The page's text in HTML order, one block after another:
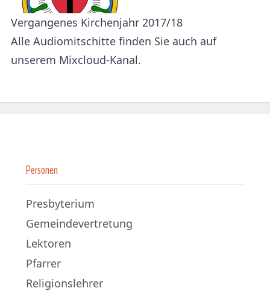
Vergangenes Kirchenjahr 2017/18
Alle Audiomitschitte finden Sie auch auf
unserem Mixcloud-Kanal.
Personen
Presbyterium
Gemeindevertretung
Lektoren
Pfarrer
Religionslehrer